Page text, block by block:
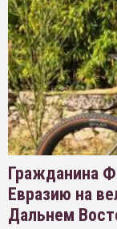
Гражданина
Евразию на
Дальнем